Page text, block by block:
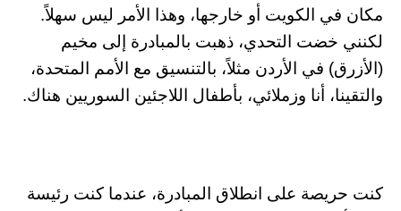
مكان في الكويت أو خارجها، وهذا الأمر ليس سهلاً.
لكنني خضت التحدي، ذهبت بالمبادرة إلى مخيم
(الأزرق) في الأردن مثلاً، بالتنسيق مع الأمم المتحدة،
والتقينا، أنا وزملائي، بأطفال اللاجئين السوريين هناك.
كنت حريصة على انطلاق المبادرة، عندما كنت رئيسة